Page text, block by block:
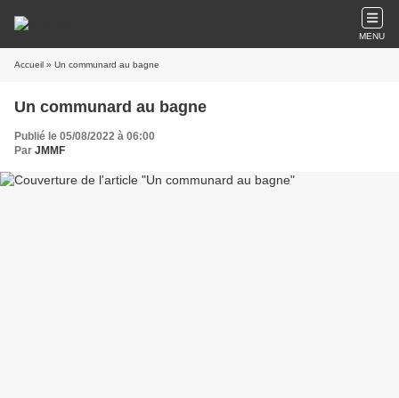
MENU
Accueil » Un communard au bagne
Un communard au bagne
Publié le 05/08/2022 à 06:00
Par JMMF